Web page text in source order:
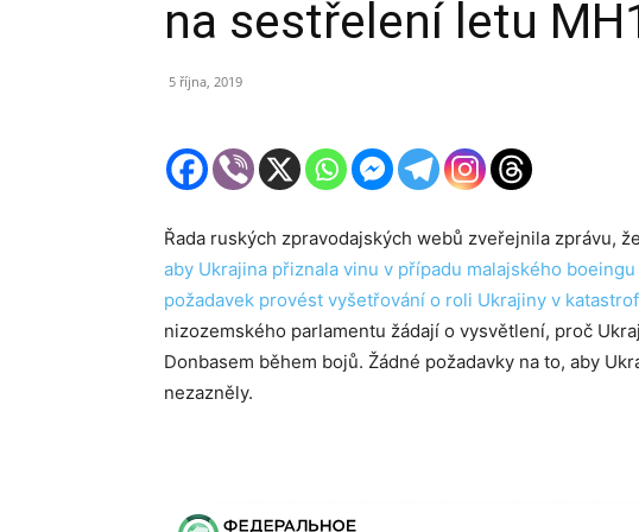
na sestřelení letu
5 října, 2019
Řada ruských zpravodajských webů zveřejnila zprávu, že
aby Ukrajina přiznala vinu v případu malajského
požadavek provést vyšetřování o roli Ukrajiny v
nizozemského parlamentu žádají o vysvětlení, proč
Donbasem během bojů. Žádné požadavky na to, aby
nezazněly.